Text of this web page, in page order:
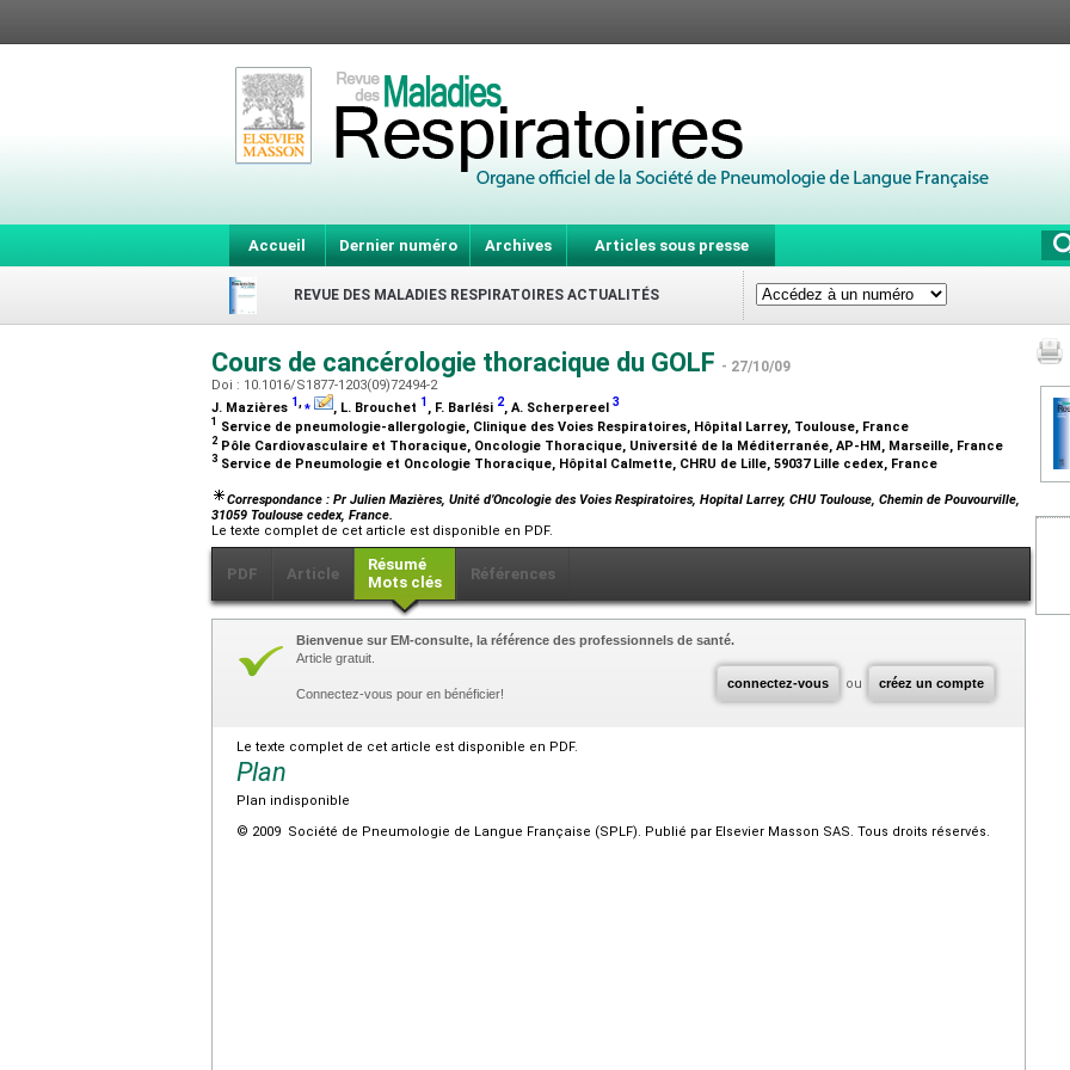
Accueil Dernier numéro Archives Articles sous presse
REVUE DES MALADIES RESPIRATOIRES ACTUALITÉS
Cours de cancérologie thoracique du GOLF - 27/10/09
Doi : 10.1016/S1877-1203(09)72494-2
J. Mazières 1,⁎ , L. Brouchet 1 , F. Barlési 2, A. Scherpereel 3
1 Service de pneumologie-allergologie, Clinique des Voies Respiratoires, Hôpital Larrey, Toulouse, France
2 Pôle Cardiovasculaire et Thoracique, Oncologie Thoracique, Université de la Méditerranée, AP-HM, Marseille, France
3 Service de Pneumologie et Oncologie Thoracique, Hôpital Calmette, CHRU de Lille, 59037 Lille cedex, France
Correspondance : Pr Julien Mazières, Unité d’Oncologie des Voies Respiratoires, Hopital Larrey, CHU Toulouse, Chemin de Pouvourville,
31059 Toulouse cedex, France.
Le texte complet de cet article est disponible en PDF.
PDF Article
Résumé
Mots clés
Références
connectez-vous ou créez un compte
Bienvenue sur EM-consulte, la référence des professionnels de santé.
Article gratuit.
Connectez-vous pour en bénéficier!
Le texte complet de cet article est disponible en PDF.
Plan
Plan indisponible
© 2009 Société de Pneumologie de Langue Française (SPLF). Publié par Elsevier Masson SAS. Tous droits réservés.